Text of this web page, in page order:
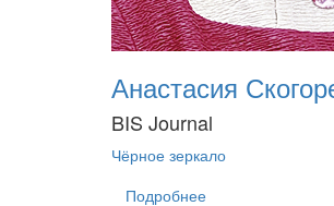
Анастасия
BIS Journal
Чёрное зеркало
Подробнее